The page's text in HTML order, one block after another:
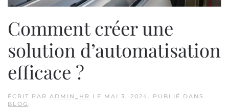
Comment créer une
solution d’automatisation
efficace ?
ÉCRIT PAR ADMIN_HR LE MAI 3, 2024
. PUBLIÉ DANS
BLOG